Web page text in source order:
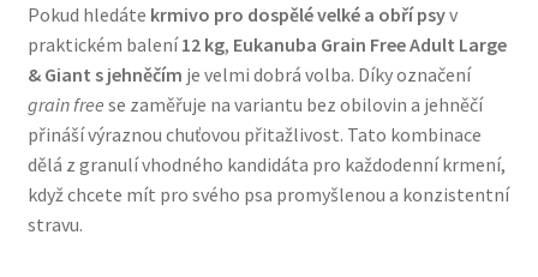
Purizon pro psy — Vysoký obsah masa, bez obilovin
Royal Canin pro psy
Veterinární dieta pro psy
Vodítka a obojky
Pokud hledáte krmivo pro dospělé velké a obří psyv
praktickém balení12 kg, Eukanuba Grain Free Adult Large
& Giant s jehněčím je velmi dobrá volba. Díky označení
grain free se zaměřuje na variantu bez obilovin a jehněčí
přináší výraznou chuťovou přitažlivost. Tato kombinace
dělá z granulí vhodného kandidáta pro každodenní krmení,
když chcete mít pro svého psa promyšlenou a konzistentní
stravu.